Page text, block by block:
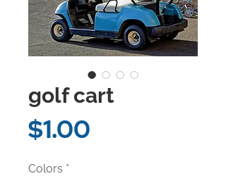
golf cart
$1.00
Colors *